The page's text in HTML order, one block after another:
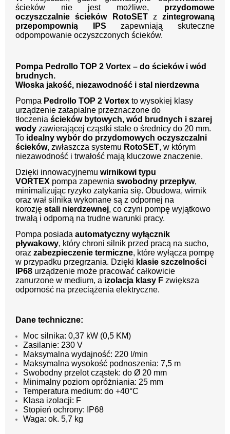
ścieków nie jest możliwe, przydomowe
oczyszczalnie ścieków RotoSETz zintegrowaną
przepompownią IPS zapewniają skuteczne
odpompowanie oczyszczonych ścieków.
Pompa Pedrollo TOP 2 Vortex – do ścieków i wód
brudnych.
Włoska jakość, niezawodność i stal nierdzewna
Pompa Pedrollo TOP 2 Vortex to wysokiej klasy
urządzenie zatapialne przeznaczone do
tłoczenia ścieków bytowych, wód brudnych i szarej
wody zawierającej cząstki stałe o średnicy do 20 mm.
To idealny wybór do przydomowych oczyszczalni
ścieków, zwłaszcza systemu RotoSET, w którym
niezawodność i trwałość mają kluczowe znaczenie.
Dzięki innowacyjnemu wirnikowi typu
VORTEX pompa zapewnia swobodny przepływ,
minimalizując ryzyko zatykania się. Obudowa, wirnik
oraz wał silnika wykonane są z odpornej na
korozję stali nierdzewnej, co czyni pompę wyjątkowo
trwałą i odporną na trudne warunki pracy.
Pompa posiada automatyczny wyłącznik
pływakowy, który chroni silnik przed pracą na sucho,
oraz zabezpieczenie termiczne, które wyłącza pompę
w przypadku przegrzania. Dzięki klasie szczelności
IP68 urządzenie może pracować całkowicie
zanurzone w medium, a izolacja klasy F zwiększa
odporność na przeciążenia elektryczne.
Dane techniczne:
Moc silnika: 0,37 kW (0,5 KM)
Zasilanie: 230 V
Maksymalna wydajność: 220 l/min
Maksymalna wysokość podnoszenia: 7,5 m
Swobodny przelot cząstek: do Ø 20 mm
Minimalny poziom opróżniania: 25 mm
Temperatura medium: do +40°C
Klasa izolacji: F
Stopień ochrony: IP68
Waga: ok. 5,7 kg